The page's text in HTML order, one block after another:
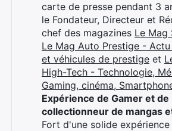
carte de presse pendant 3
le Fondateur, Directeur et
chef des magazines Le Mag
Le Mag Auto Prestige -
et véhicules de prestige et
High-Tech - Technologie,
Gaming, cinéma,
Expérience de Gamer et de
collectionneur de mangas
Fort d'une solide expérience